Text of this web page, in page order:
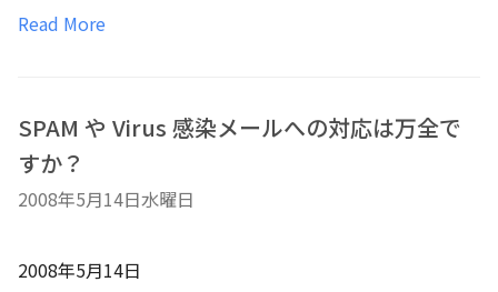
Read More
SPAM や Virus 感染メールへの対応は万全で
すか？
2008年5月14日水曜日
2008年5月14日